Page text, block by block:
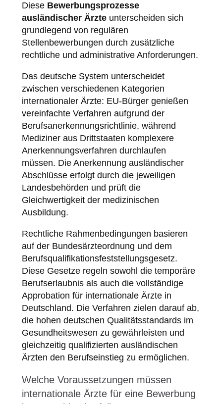
Diese Bewerbungsprozesse
ausländischer Ärzteunterscheiden sich
grundlegend von regulären
Stellenbewerbungen durch zusätzliche
rechtliche und administrative Anforderungen.
Das deutsche System unterscheidet
zwischen verschiedenen Kategorien
internationaler Ärzte: EU-Bürger genießen
vereinfachte Verfahren aufgrund der
Berufsanerkennungsrichtlinie, während
Mediziner aus Drittstaaten komplexere
Anerkennungsverfahren durchlaufen
müssen. Die Anerkennung ausländischer
Abschlüsse erfolgt durch die jeweiligen
Landesbehörden und prüft die
Gleichwertigkeit der medizinischen
Ausbildung.
Rechtliche Rahmenbedingungen basieren
auf der Bundesärzteordnung und dem
Berufsqualifikationsfeststellungsgesetz.
Diese Gesetze regeln sowohl die temporäre
Berufserlaubnis als auch die vollständige
Approbation für internationale Ärzte in
Deutschland. Die Verfahren zielen darauf ab,
die hohen deutschen Qualitätsstandards im
Gesundheitswesen zu gewährleisten und
gleichzeitig qualifizierten ausländischen
Ärzten den Berufseinstieg zu ermöglichen.
Welche Voraussetzungen müssen
internationale Ärzte für eine Bewerbung